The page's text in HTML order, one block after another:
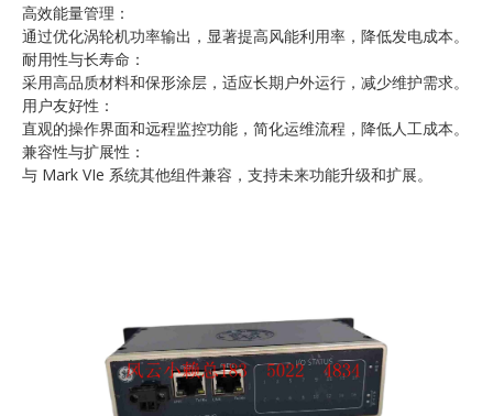
高效能量管理：
通过优化涡轮机功率输出，显著提高风能利用率，降低发电成本。
耐用性与长寿命：
采用高品质材料和保形涂层，适应长期户外运行，减少维护需求。
用户友好性：
直观的操作界面和远程监控功能，简化运维流程，降低人工成本。
兼容性与扩展性：
与 Mark VIe 系统其他组件兼容，支持未来功能升级和扩展。